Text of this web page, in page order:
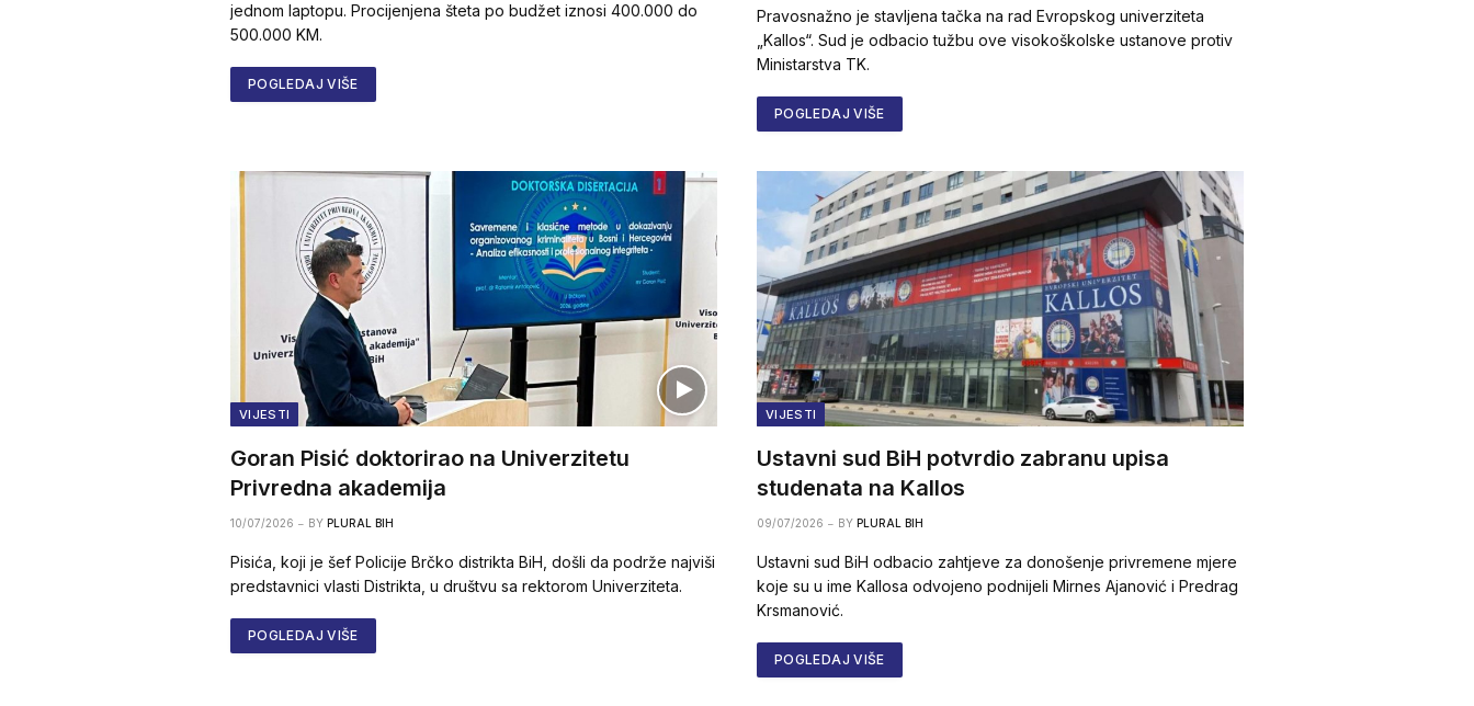
jednom laptopu. Procijenjena šteta po budžet iznosi 400.000 do
500.000 KM.
POGLEDAJ VIŠE
Pravosnažno je stavljena tačka na rad Evropskog univerziteta
„Kallos“. Sud je odbacio tužbu ove visokoškolske ustanove protiv
Ministarstva TK.
POGLEDAJ VIŠE
VIJESTI
Goran Pisić doktorirao na Univerzitetu
Privredna akademija
10/07/2026 BY PLURAL BIH
Pisića, koji je šef Policije Brčko distrikta BiH, došli da podrže najviši
predstavnici vlasti Distrikta, u društvu sa rektorom Univerziteta.
POGLEDAJ VIŠE
VIJESTI
Ustavni sud BiH potvrdio zabranu upisa
studenata na Kallos
09/07/2026 BY PLURAL BIH
Ustavni sud BiH odbacio zahtjeve za donošenje privremene mjere
koje su u ime Kallosa odvojeno podnijeli Mirnes Ajanović i Predrag
Krsmanović.
POGLEDAJ VIŠE